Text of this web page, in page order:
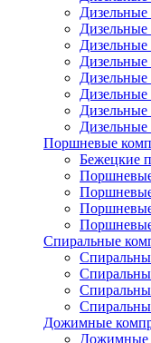
Дизельные
Дизельные
Дизельные
Поршневые
Бежецкие
Спиральные
Дожимные
Дожимные